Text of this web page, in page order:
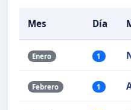
Mes Día
Enero 1
Febrero 1